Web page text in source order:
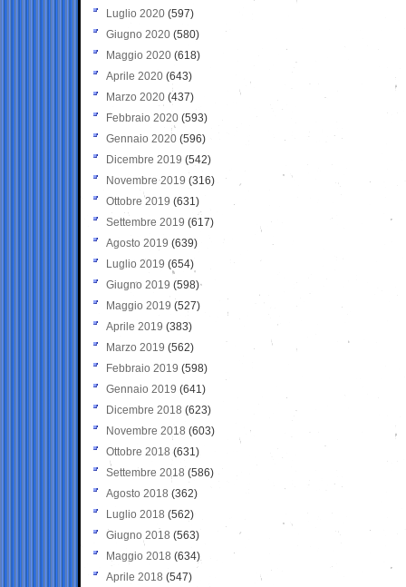
Luglio 2020 (597)
Giugno 2020 (580)
Maggio 2020 (618)
Aprile 2020 (643)
Marzo 2020 (437)
Febbraio 2020 (593)
Gennaio 2020 (596)
Dicembre 2019 (542)
Novembre 2019 (316)
Ottobre 2019 (631)
Settembre 2019 (617)
Agosto 2019 (639)
Luglio 2019 (654)
Giugno 2019 (598)
Maggio 2019 (527)
Aprile 2019 (383)
Marzo 2019 (562)
Febbraio 2019 (598)
Gennaio 2019 (641)
Dicembre 2018 (623)
Novembre 2018 (603)
Ottobre 2018 (631)
Settembre 2018 (586)
Agosto 2018 (362)
Luglio 2018 (562)
Giugno 2018 (563)
Maggio 2018 (634)
Aprile 2018 (547)